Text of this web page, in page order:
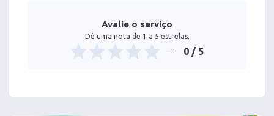
Avalie o serviço
Dê uma nota de 1 a 5 estrelas.
0 / 5